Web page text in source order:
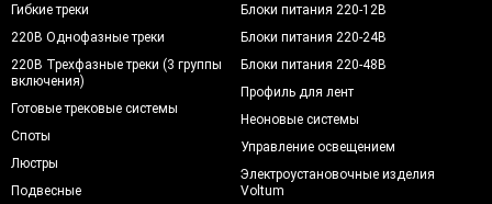
Гибкие треки
220В Однофазные треки
220В Трехфазные треки (3 группы
включения)
Готовые трековые системы
Споты
Люстры
Подвесные
Блоки питания 220-12В
Блоки питания 220-24В
Блоки питания 220-48В
Профиль для лент
Неоновые системы
Управление освещением
Электроустановочные изделия
Voltum